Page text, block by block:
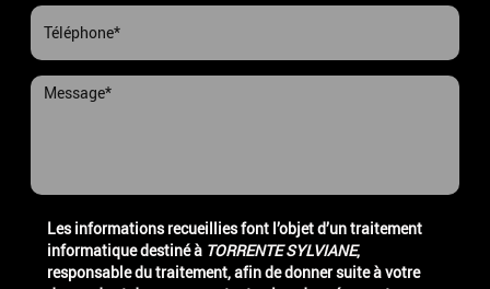
Les informations recueillies font l’objet d’un traitement
informatique destiné à
TORRENTE SYLVIANE,
responsable du traitement, afin de donner suite à votre